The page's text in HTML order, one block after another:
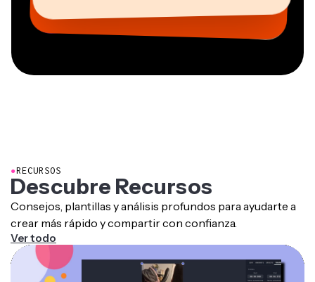
●RECURSOS
Descubre Recursos
Consejos, plantillas y análisis profundos para ayudarte a
crear más rápido y compartir con confianza.
Ver todo